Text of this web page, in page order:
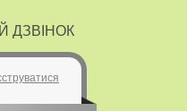
ДЗВІНОК